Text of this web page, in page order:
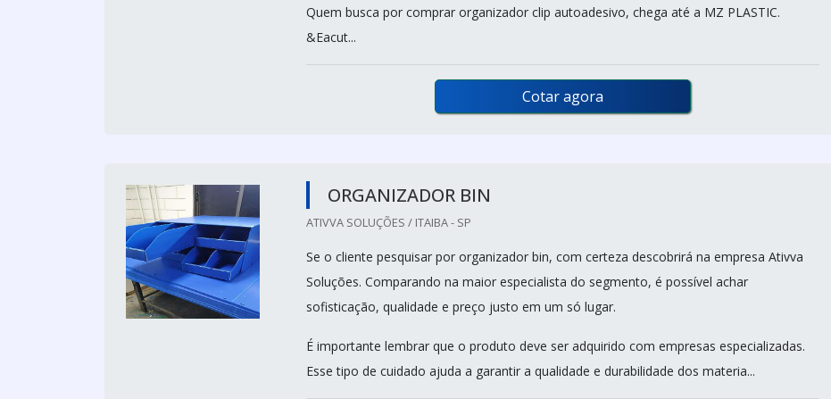
Quem busca por comprar organizador clip autoadesivo, chega até a MZ PLASTIC.
&Eacut...
Cotar agora
ORGANIZADOR BIN
ATIVVA SOLUÇÕES / ITAIBA - SP
Se o cliente pesquisar por organizador bin, com certeza descobrirá na empresa Ativva
Soluções. Comparando na maior especialista do segmento, é possível achar
sofisticação, qualidade e preço justo em um só lugar.
É importante lembrar que o produto deve ser adquirido com empresas especializadas.
Esse tipo de cuidado ajuda a garantir a qualidade e durabilidade dos materia...